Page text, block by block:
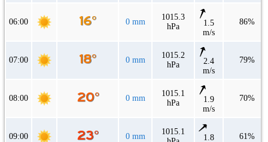
06:00 0 mm
1015.3
hPa
1.5
m/s
86%
07:00 0 mm
1015.2
hPa
2.4
m/s
79%
08:00 0 mm
1015.1
hPa
1.9
m/s
70%
09:00 0 mm
1015.1
1.8 61%